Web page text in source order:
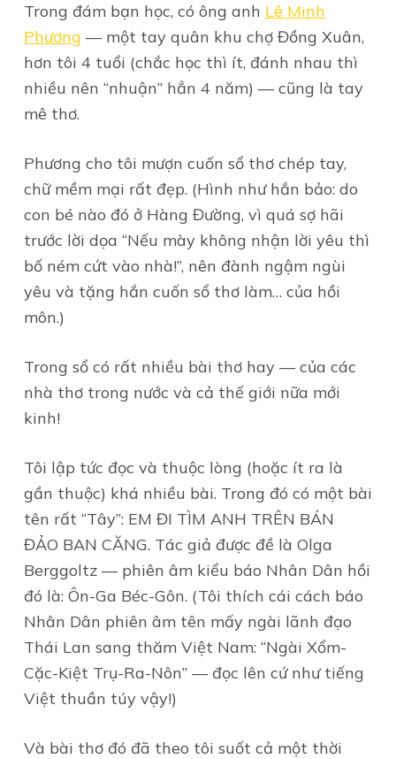
Trong đám bạn học, có ông anh Lê Minh
Phương — một tay quân khu chợ Đồng Xuân,
hơn tôi 4 tuổi (chắc học thì ít, đánh nhau thì
nhiều nên “nhuận” hẳn 4 năm) — cũng là tay
mê thơ.
Phương cho tôi mượn cuốn sổ thơ chép tay,
chữ mềm mại rất đẹp. (Hình như hắn bảo: do
con bé nào đó ở Hàng Đường, vì quá sợ hãi
trước lời dọa “Nếu mày không nhận lời yêu thì
bố ném cứt vào nhà!”, nên đành ngậm ngùi
yêu và tặng hắn cuốn sổ thơ làm… của hồi
môn.)
Trong sổ có rất nhiều bài thơ hay — của các
nhà thơ trong nước và cả thế giới nữa mới
kinh!
Tôi lập tức đọc và thuộc lòng (hoặc ít ra là
gần thuộc) khá nhiều bài. Trong đó có một bài
tên rất “Tây”: EM ĐI TÌM ANH TRÊN BÁN
ĐẢO BAN CĂNG. Tác giả được đề là Olga
Berggoltz — phiên âm kiểu báo Nhân Dân hồi
đó là: Ôn-Ga Béc-Gôn. (Tôi thích cái cách báo
Nhân Dân phiên âm tên mấy ngài lãnh đạo
Thái Lan sang thăm Việt Nam: “Ngài Xổm-
Cặc-Kiệt Trụ-Ra-Nôn” — đọc lên cứ như tiếng
Việt thuần túy vậy!)
Và bài thơ đó đã theo tôi suốt cả một thời